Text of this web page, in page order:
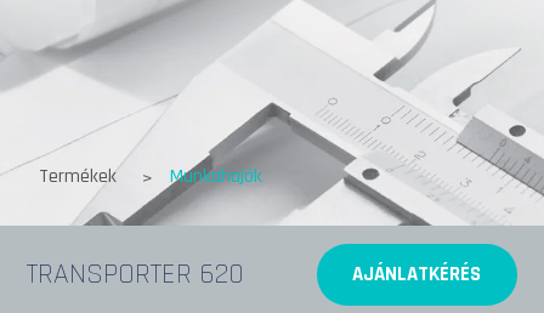
Termékek Munkahajók
TRANSPORTER 620 AJÁNLATKÉRÉS